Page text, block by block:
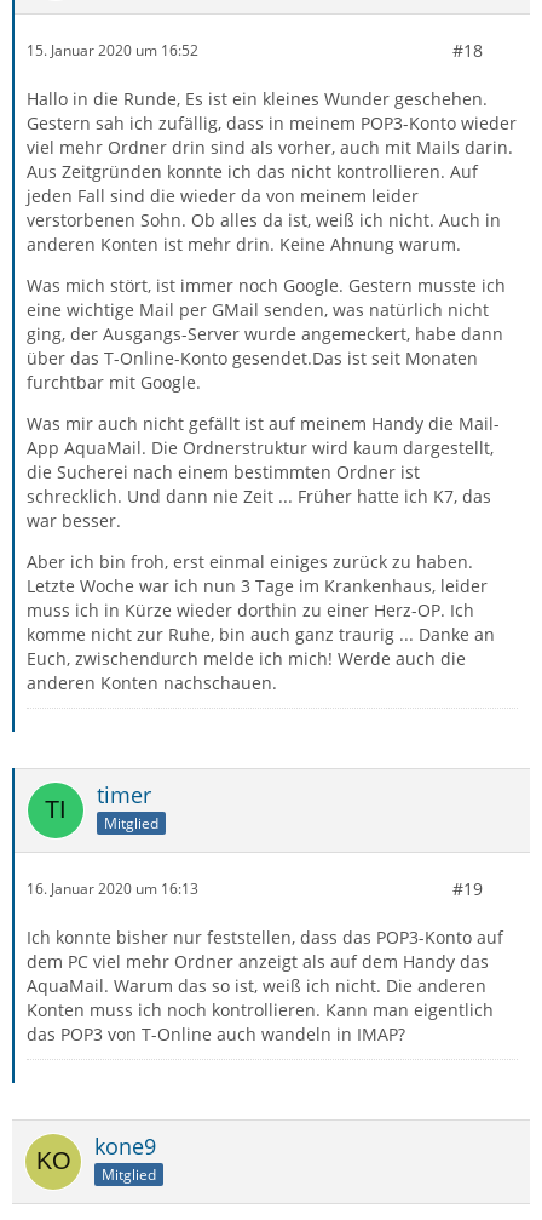
15. Januar 2020 um 16:52 #18
Hallo in die Runde, Es ist ein kleines Wunder geschehen.
Gestern sah ich zufällig, dass in meinem POP3-Konto wieder
viel mehr Ordner drin sind als vorher, auch mit Mails darin.
Aus Zeitgründen konnte ich das nicht kontrollieren. Auf
jeden Fall sind die wieder da von meinem leider
verstorbenen Sohn. Ob alles da ist, weiß ich nicht. Auch in
anderen Konten ist mehr drin. Keine Ahnung warum.
Was mich stört, ist immer noch Google. Gestern musste ich
eine wichtige Mail per GMail senden, was natürlich nicht
ging, der Ausgangs-Server wurde angemeckert, habe dann
über das T-Online-Konto gesendet.Das ist seit Monaten
furchtbar mit Google.
Was mir auch nicht gefällt ist auf meinem Handy die Mail-
App AquaMail. Die Ordnerstruktur wird kaum dargestellt,
die Sucherei nach einem bestimmten Ordner ist
schrecklich. Und dann nie Zeit ... Früher hatte ich K7, das
war besser.
Aber ich bin froh, erst einmal einiges zurück zu haben.
Letzte Woche war ich nun 3 Tage im Krankenhaus, leider
muss ich in Kürze wieder dorthin zu einer Herz-OP. Ich
komme nicht zur Ruhe, bin auch ganz traurig ... Danke an
Euch, zwischendurch melde ich mich! Werde auch die
anderen Konten nachschauen.
timer
Mitglied
16. Januar 2020 um 16:13 #19
Ich konnte bisher nur feststellen, dass das POP3-Konto auf
dem PC viel mehr Ordner anzeigt als auf dem Handy das
AquaMail. Warum das so ist, weiß ich nicht. Die anderen
Konten muss ich noch kontrollieren. Kann man eigentlich
das POP3 von T-Online auch wandeln in IMAP?
kone9
Mitglied